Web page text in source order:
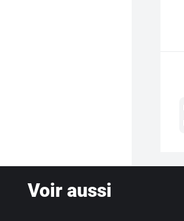
Voir aussi